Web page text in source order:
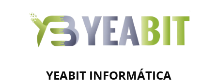
YEABIT INFORMÁTICA